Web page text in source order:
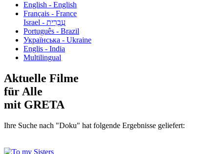
English - English
Français - France
עִבְרִית - Israel
Português - Brazil
Українська - Ukraine
Englis - India
Multilingual
Aktuelle Filme
für Alle
mit GRETA
Ihre Suche nach "Doku" hat folgende Ergebnisse geliefert: